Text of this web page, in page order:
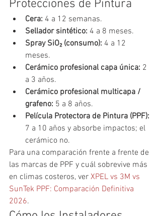
Protecciones de Pintura
Cera: 4 a 12 semanas.
Sellador sintético: 4 a 8 meses.
Spray SiO₂ (consumo): 4 a 12
meses.
Cerámico profesional capa única: 2
a 3 años.
Cerámico profesional multicapa /
grafeno: 5 a 8 años.
Película Protectora de Pintura (PPF):
7 a 10 años y absorbe impactos; el
cerámico no.
Para una comparación frente a frente de
las marcas de PPF y cuál sobrevive más
en climas costeros, ver XPEL vs 3M vs
SunTek PPF: Comparación Definitiva
2026.